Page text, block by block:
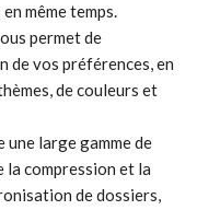
même temps.
permet de
de vos préférences, en
de couleurs et
une large gamme de
compression et la
de dossiers,